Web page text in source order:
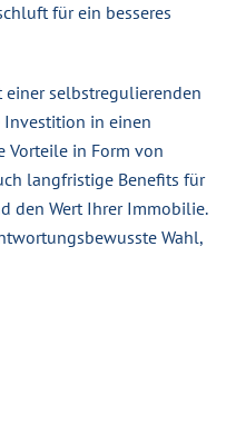
für ein besseres
selbstregulierenden
in einen
Vorteile in Form von
langfristige Benefits für
den Wert Ihrer Immobilie.
Wahl,